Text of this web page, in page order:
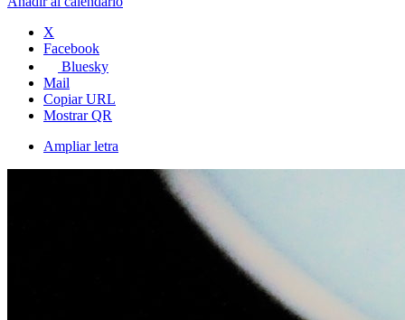
X
Facebook
Bluesky
Mail
Copiar URL
Mostrar QR
Ampliar letra